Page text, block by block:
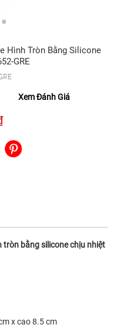
Hình Tròn Bằng Silicone
GRE
Xem Đánh Giá
tròn bằng silicone chịu nhiệt
x cao 8.5 cm